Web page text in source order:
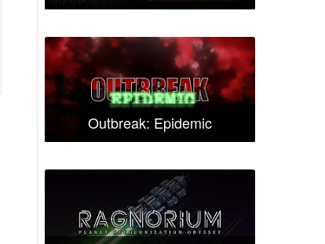
Outbreak: Epidemic